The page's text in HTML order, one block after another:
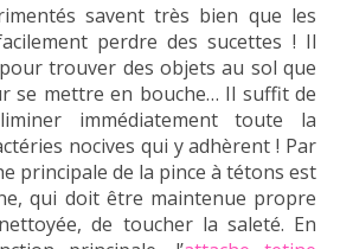
savent très bien que les
perdre des sucettes ! Il
trouver des objets au sol que
se mettre en bouche… Il suffit de
immédiatement toute la
nocives qui y adhèrent ! Par
principale de la pince à tétons est
qui doit être maintenue propre
de toucher la saleté. En